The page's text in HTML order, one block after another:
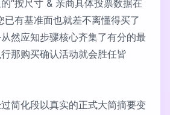
“按尺寸 & 亲商具体投票数据在
已有基准面也就差不离懂得买了
然应知步骤核心齐集了有分的最
那购买确认活动就会胜任皆
简化段以真实的正式大简摘要变